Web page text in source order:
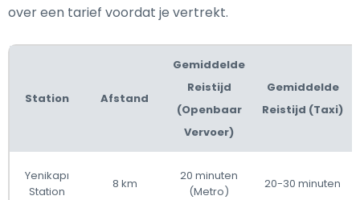
over een tarief voordat je vertrekt.
Station Afstand
Gemiddelde
Reistijd
(Openbaar
Vervoer)
Gemiddelde
Reistijd (Taxi)
Yenikapı
Station
8 km
20 minuten
(Metro)
20-30 minuten